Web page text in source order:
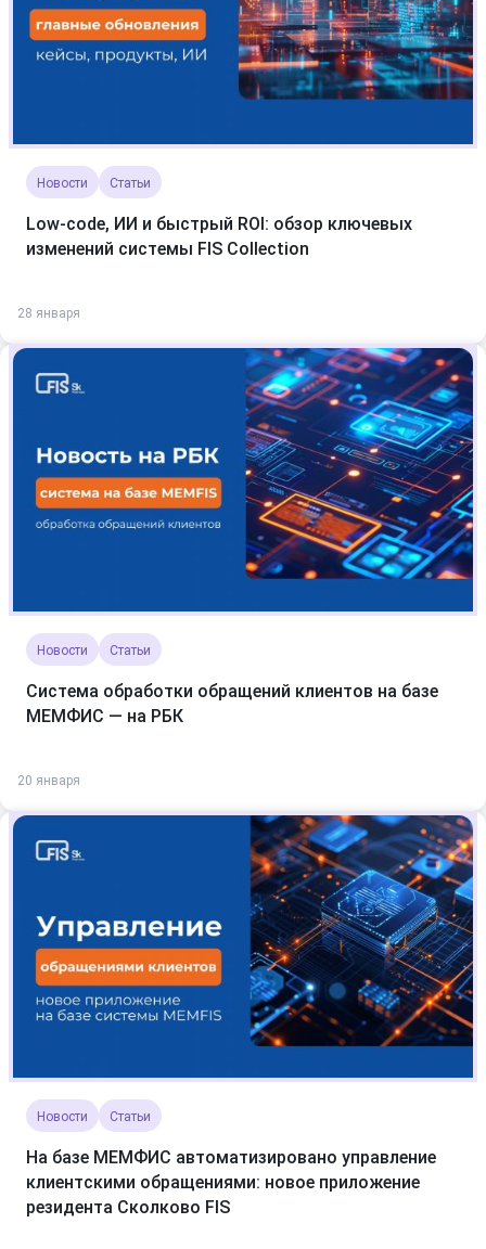
Новости Статьи
Low-code, ИИ и быстрый ROI: обзор ключевых
изменений системы FIS Collection
28 января
Новости Статьи
Система обработки обращений клиентов на базе
МЕМФИС — на РБК
20 января
Новости Статьи
На базе МЕМФИС автоматизировано управление
клиентскими обращениями: новое приложение
резидента Сколково FIS